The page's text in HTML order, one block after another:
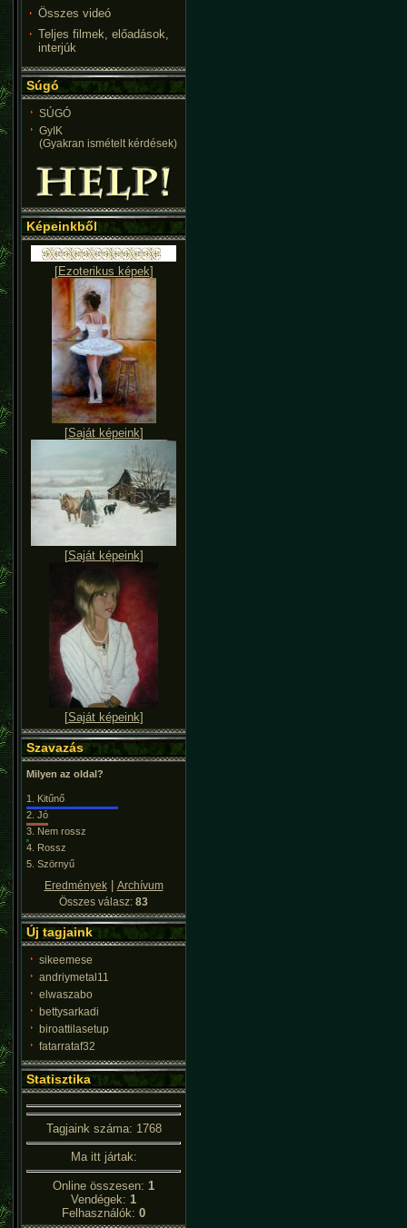
Összes videó
Teljes filmek, előadások,
interjúk
Súgó
SÚGÓ
GyIK
(Gyakran ismételt kérdések)
Képeinkből
[Ezoterikus képek]
[Saját képeink]
[Saját képeink]
[Saját képeink]
Szavazás
Milyen az oldal?
1. Kitűnő
2. Jó
3. Nem rossz
4. Rossz
5. Szörnyű
Eredmények| Archívum
Összes válasz: 83
Új tagjaink
sikeemese
andriymetal11
elwaszabo
bettysarkadi
biroattilasetup
fatarrataf32
Statisztika
Tagjaink száma: 1768
Ma itt jártak:
Online összesen: 1
Vendégek: 1
Felhasználók: 0